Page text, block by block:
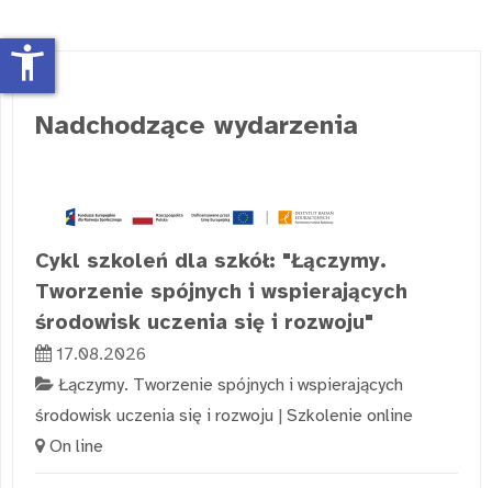
Nadchodzące wydarzenia
Cykl szkoleń dla szkół: "Łączymy.
Tworzenie spójnych i wspierających
środowisk uczenia się i rozwoju"
17.08.2026
Łączymy. Tworzenie spójnych i wspierających
środowisk uczenia się i rozwoju | Szkolenie online
On line
accessibility_new